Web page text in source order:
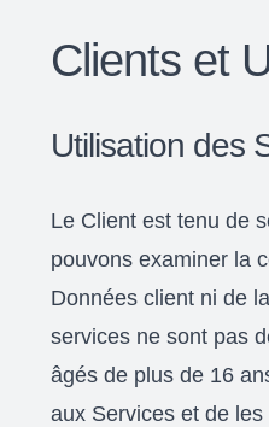
Clients et
Utilisation des
Le Client est tenu de
pouvons examiner la
Données client ni de
services ne sont pas
âgés de plus de 16
aux Services et de les